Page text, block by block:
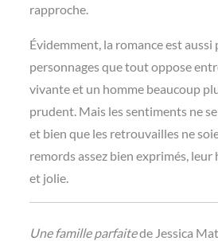
rapproche.
Évidemment, la romance est
personnages que tout oppose
vivante et un homme beaucoup
prudent. Mais les sentiments ne
et bien que les retrouvailles ne
remords assez bien exprimés,
et jolie.
Une famille parfaitede Jessica